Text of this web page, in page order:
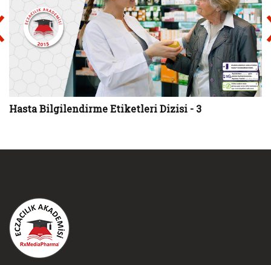
Hasta Bilgilendirme Etiketleri Dizisi - 3